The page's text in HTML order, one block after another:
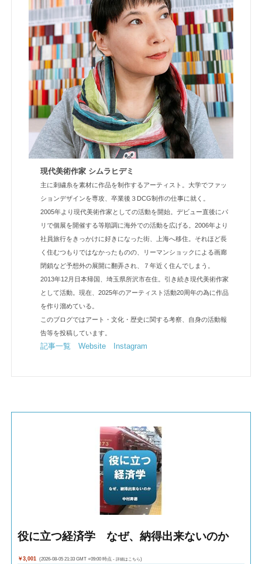
現代美術作家 シムラヒデミ
主に刺繍糸を素材に作品を制作するアーティスト。大学でファッ
ションデザインを専攻、卒業後３DCG制作の仕事に就く。
2005年より現代美術作家としての活動を開始。デビュー直後にパ
リで個展を開催する等順調に海外での活動を広げる。2006年より
社員旅行をきっかけに好きになった街、上海へ移住。それほど長
く住むつもりではなかったものの、リーマンショックによる画廊
閉鎖など予想外の展開に翻弄され、７年近く住んでしまう。
2013年12月日本帰国、埼玉県所沢市在住。引き続き現代美術作家
として活動。現在、2025年のアーティスト活動20周年の為に作品
を作り溜めている。
このブログではアート・文化・歴史に関する考察、自身の活動報
告等を投稿しています。
記事一覧 Website Instagram
役に立つ経済学 なぜ、納得出来ないのか
￥3,001 (2026-08-05 21:33 GMT +09:00 時点 -詳細はこちら)